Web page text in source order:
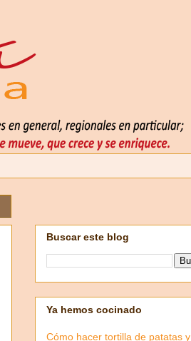
Buscar este blog
Ya hemos cocinado
Cómo hacer tortilla de patatas y